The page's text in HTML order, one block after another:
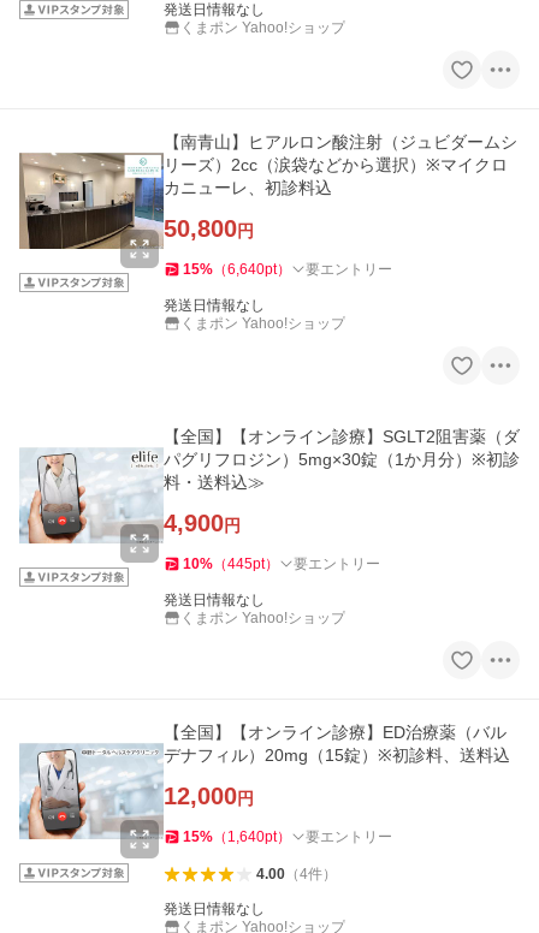
発送日情報なし
くまポン Yahoo!ショップ
【南青山】ヒアルロン酸注射（ジュビダームシ
リーズ）2cc（涙袋などから選択）※マイクロ
カニューレ、初診料込
50,800円
15% （6,640pt） 要エントリー
発送日情報なし
くまポン Yahoo!ショップ
【全国】【オンライン診療】SGLT2阻害薬（ダ
パグリフロジン）5mg×30錠（1か月分）※初診
料・送料込≫
4,900円
10% （445pt） 要エントリー
発送日情報なし
くまポン Yahoo!ショップ
【全国】【オンライン診療】ED治療薬（バル
デナフィル）20mg（15錠）※初診料、送料込
12,000円
15% （ 1,640pt） 要エントリー
4.00（4件）
発送日情報なし
くまポン Yahoo!ショップ